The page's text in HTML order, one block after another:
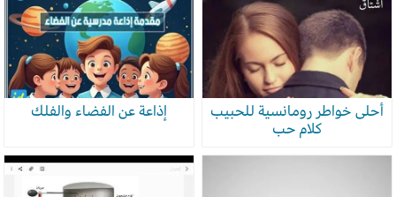
أحلى خواطر رومانسية للحبيب
كلام حب
إذاعة عن الفضاء والفلك